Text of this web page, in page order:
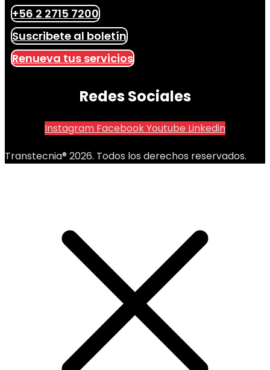
+56 2 2715 7200
Suscribete al boletín
Renueva tus servicios
Redes Sociales
Instagram FacebookYoutube Linkedin
Transtecnia® 2026. Todos los derechos reservados.